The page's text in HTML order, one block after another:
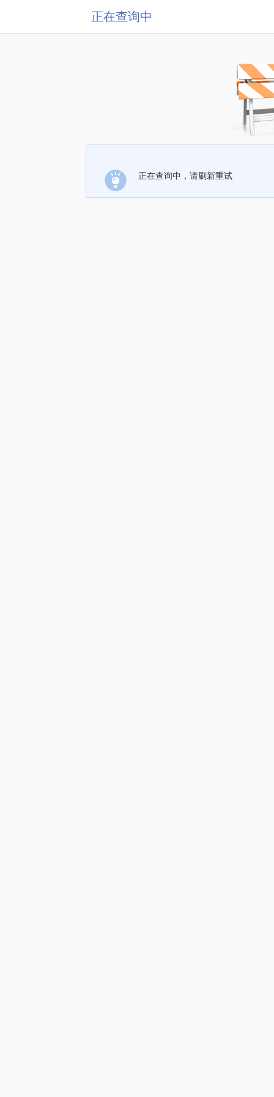
正在查询中
正在查询中，请刷新重试